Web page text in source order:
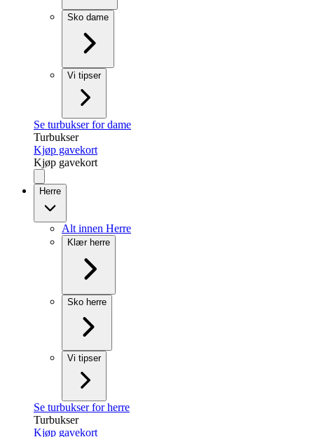
Sko dame
Vi tipser
Se turbukser for dame
Turbukser
Kjøp gavekort
Kjøp gavekort
Herre
Alt innen Herre
Klær herre
Sko herre
Vi tipser
Se turbukser for herre
Turbukser
Kjøp gavekort